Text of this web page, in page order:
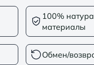
100%
материалы
Обмен/